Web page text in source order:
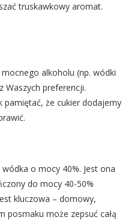
truskawkowy aromat.
alkoholu (np. wódki
Waszych preferencji.
pamiętać, że cukier dodajemy
o mocy 40%. Jest ona
do mocy 40-50%
kluczowa – domowy,
posmaku może zepsuć całą